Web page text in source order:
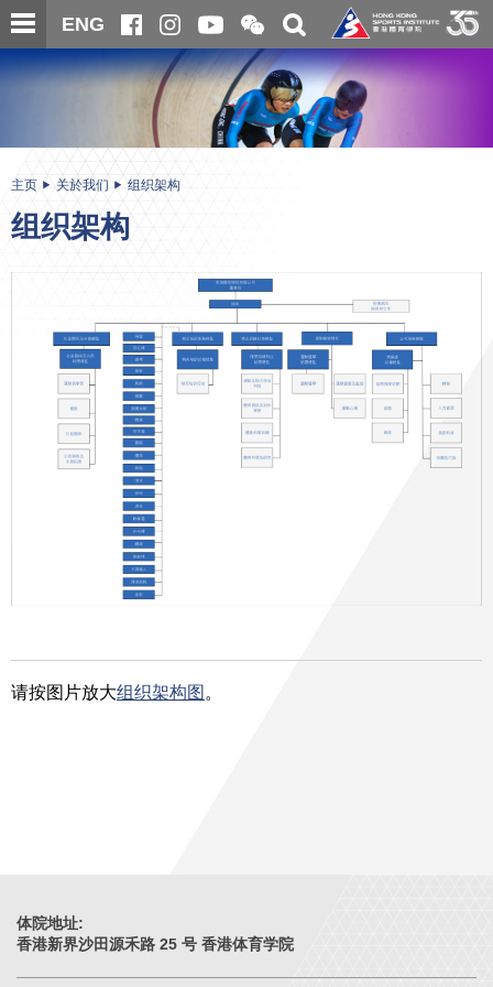
跳
至
主
内
ENG
开
合
微
信
二
维
码
关
搜
寻
主
内
主页 关於我们 组织架构
组织架构
请按图片放大组织架构图。
体院地址:
香港新界沙田源禾路 25 号 香港体育学院